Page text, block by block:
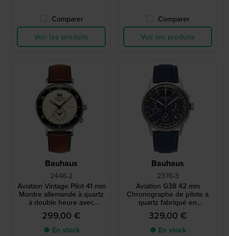
Comparer
Voir les produits
Comparer
Voir les produits
Bauhaus
2446-2
Aviation Vintage Pilot 41 mm
Montre allemande à quartz
à double heure avec
grande date et mouvement
suisse
299,00 €
● En stock
Bauhaus
2376-3
Aviation G38 42 mm
Chronographe de pilote à
quartz fabriqué en
Allemagne avec date
329,00 €
● En stock